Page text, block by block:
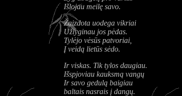
Išlojau meilę savo.
Žaizdota uodega vikriai
Užlyginau jos pėdas.
Tylėjo vėsūs patvoriai,
Į veidą lietūs sėdo.
Ir viskas. Tik tylos daugiau.
Išspjoviau kauksmą vangų
Ir savo gedulą baigiau
baltais nasrais į dangų.